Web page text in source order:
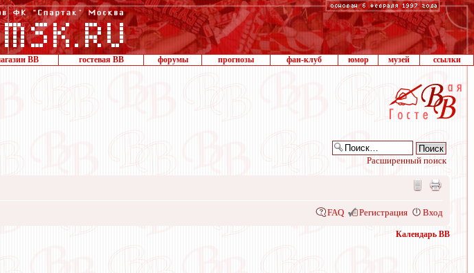
ВВ гостевая ВВ форумы прогнозы фан-клуб юмор музей ссылки
Расширенный поиск
FAQ Регистрация Вход
Календарь ВВ